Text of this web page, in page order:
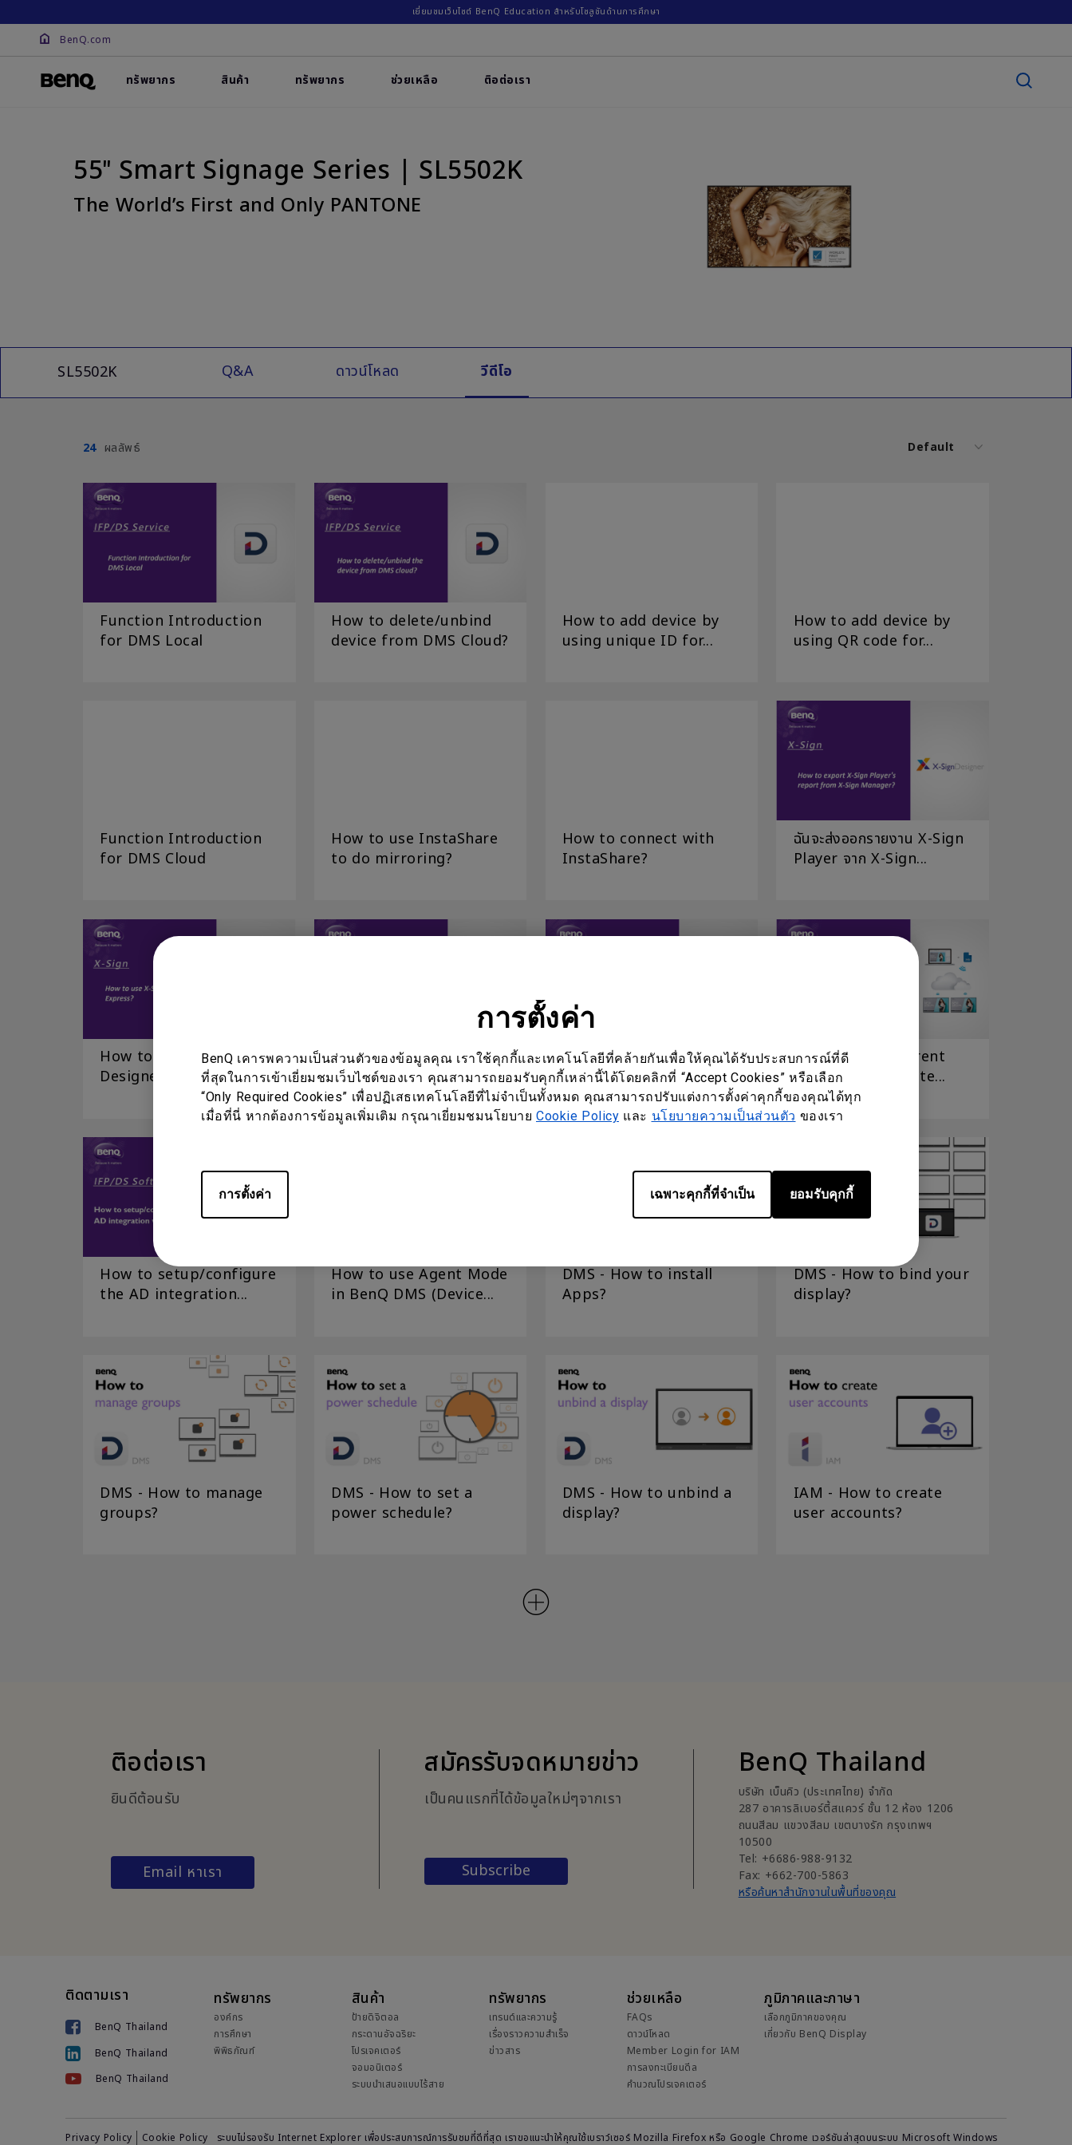
การตั้งค่า
BenQ เคารพความเป็นส่วนตัวของข้อมูลคุณ เราใช้คุกกี้และเทคโนโลยีที่คล้ายกันเพื่อให้คุณได้รับประสบการณ์ที่ดี
ที่สุดในการเข้าเยี่ยมชมเว็บไซต์ของเรา คุณสามารถยอมรับคุกกี้เหล่านี้ได้โดยคลิกที่ “Accept Cookies” หรือเลือก
“Only Required Cookies” เพื่อปฏิเสธเทคโนโลยีที่ไม่จำเป็นทั้งหมด คุณสามารถปรับแต่งการตั้งค่าคุกกี้ของคุณได้ทุก
เมื่อที่นี่ หากต้องการข้อมูลเพิ่มเติม กรุณาเยี่ยมชมนโยบาย Cookie Policy และ นโยบายความเป็นส่วนตัว ของเรา
การตั้งค่า เฉพาะคุกกี้ที่จำเป็น ยอมรับคุกกี้
เยี่ยมชมเว็บไซต์ BenQ Education สำหรับโซลูชันด้านการศึกษา
BenQ.com
ทรัพยากร สินค้า ทรัพยากร ช่วยเหลือ ติอต่อเรา
55″ Smart Signage Series | SL5502K
The World’s First and Only PANTONE
SL5502K Q&A ดาวน์โหลด วีดีโอ
24 ผลลัพธ์ Default
Function Introduction
for DMS Local
How to delete/unbind
device from DMS Cloud?
How to add device by
using unique ID for...
How to add device by
using QR code for...
Function Introduction
for DMS Cloud
How to use InstaShare
to do mirroring?
How to connect with
InstaShare?
ฉันจะส่งออกรายงาน X-Sign
Player จาก X-Sign...
How to use X-Sign
Designer Express (v2.6)?
ฉันจะใช้การเล่น USB
อัตโนมัติภายใน X-Sign...
ฉันจะจัดการ X-Sign CMS...
How to set different
role and substitute...
How to setup/configure
the AD integration...
How to use Agent Mode
in BenQ DMS (Device...
DMS - How to install
Apps?
DMS - How to bind your
display?
DMS - How to manage
groups?
DMS - How to set a
power schedule?
DMS - How to unbind a
display?
IAM - How to create
user accounts?
ติอต่อเรา
ยินดีต้อนรับ
Email หาเรา
สมัครรับจดหมายข่าว
เป็นคนแรกที่ได้ข้อมูลใหม่ๆจากเรา
Subscribe
BenQ Thailand
บริษัท เบ็นคิว (ประเทศไทย) จำกัด
287 อาคารลิเบอร์ตี้สแควร์ ชั้น 12 ห้อง 1206
ถนนสีลม แขวงสีลม เขตบางรัก กรุงเทพฯ
10500
Tel: +6686-988-9132
Fax: +662-700-5863
หรือค้นหาสำนักงานในพื้นที่ของคุณ
ติดตามเรา
BenQ Thailand
BenQ Thailand
BenQ Thailand
ทรัพยากร
องค์กร
การศึกษา
พิพิธภัณฑ์
สินค้า
ป้ายดิจิตอล
กระดานอัจฉริยะ
โปรเจคเตอร์
จอมอนิเตอร์
ระบบนำเสนอแบบไร้สาย
ทรัพยากร
เทรนด์และความรู้
เรื่องราวความสำเร็จ
ข่าวสาร
ช่วยเหลือ
FAQs
ดาวน์โหลด
Member Login for IAM
การลงทะเบียนดีล
คำนวณโปรเจคเตอร์
ภูมิภาคและภาษา
เลือกภูมิภาคของคุณ
เกี่ยวกับ BenQ Display
Privacy Policy Cookie Policy ระบบไม่รองรับ Internet Explorer เพื่อประสบการณ์การรับชมที่ดีที่สุด เราขอแนะนำให้คุณใช้เบราว์เซอร์ Mozilla Firefox หรือ Google Chrome เวอร์ชันล่าสุดบนระบบ Microsoft Windows